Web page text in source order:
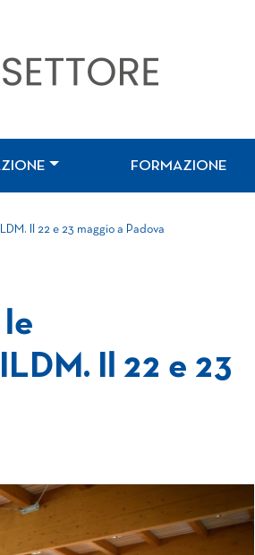
FORMAZIONE
Il 22 e 23 maggio a Padova
le
Il 22 e 23